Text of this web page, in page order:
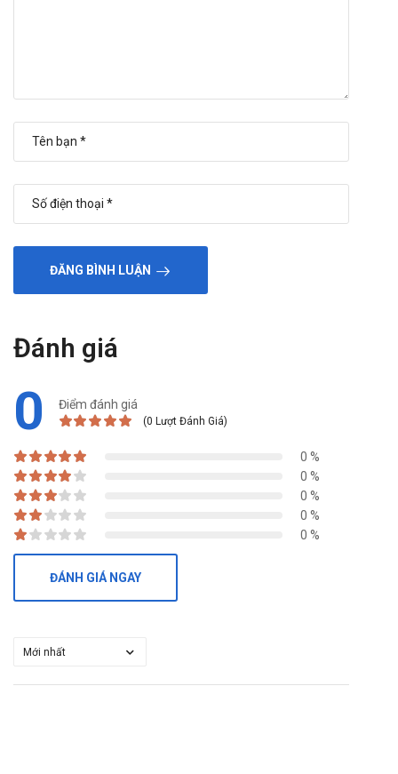
ĐĂNG BÌNH LUẬN
Đánh giá
0 Điểm đánh giá
(0 Lượt Đánh Giá)
0 %
0 %
0 %
0 %
0 %
ĐÁNH GIÁ NGAY